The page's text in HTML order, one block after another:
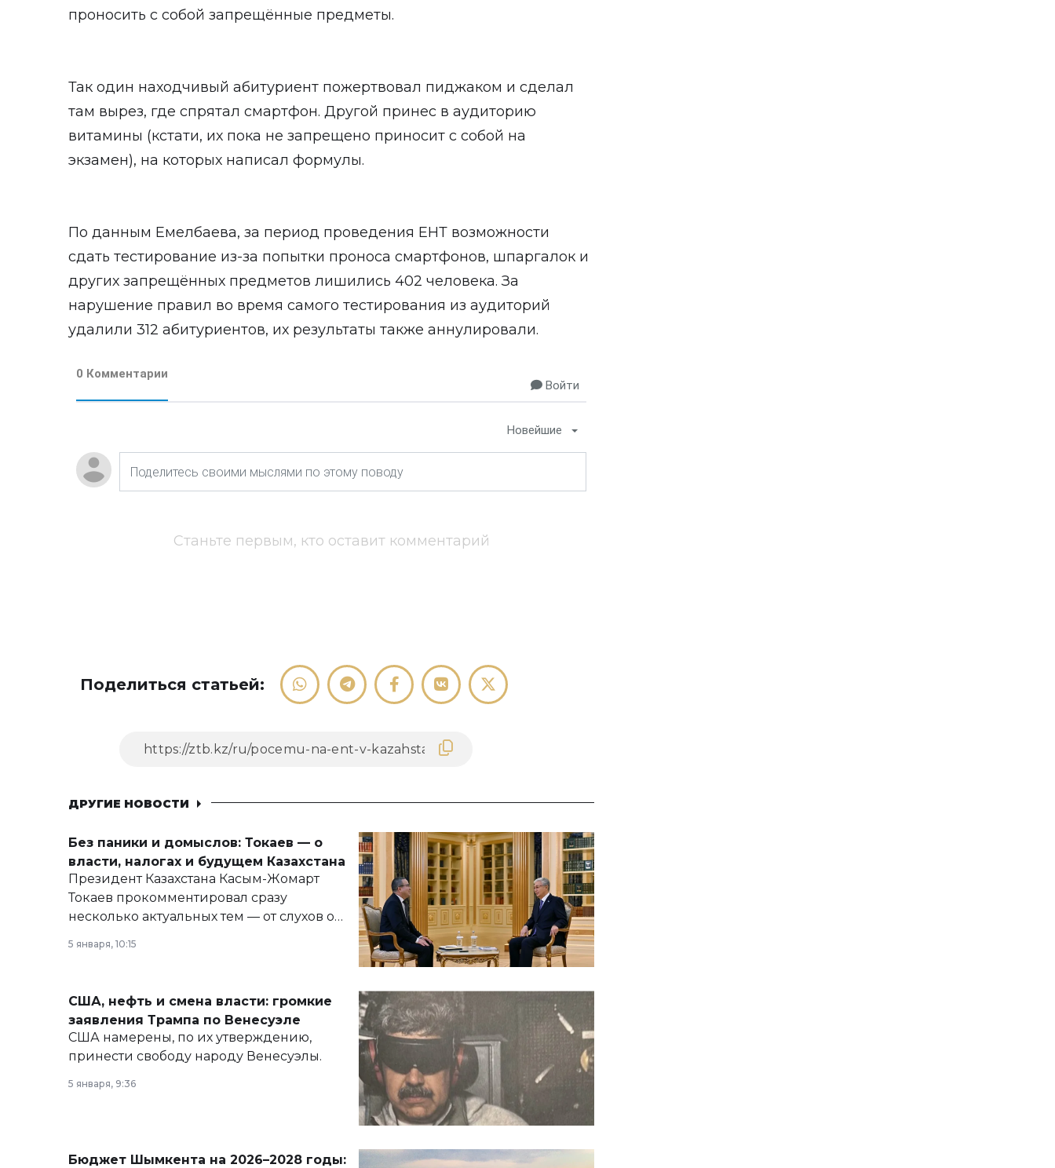
проносить с собой запрещённые предметы.
Так один находчивый абитуриент пожертвовал пиджаком и сделал
там вырез, где спрятал смартфон. Другой принес в аудиторию
витамины (кстати, их пока не запрещено приносит с собой на
экзамен), на которых написал формулы.
По данным Емелбаева, за период проведения ЕНТ возможности
сдать тестирование из-за попытки проноса смартфонов, шпаргалок и
других запрещённых предметов лишились 402 человека. За
нарушение правил во время самого тестирования из аудиторий
удалили 312 абитуриентов, их результаты также аннулировали.
0 Комментарии
Войти
Новейшие
Станьте первым, кто оставит комментарий
Поделиться статьей:
ДРУГИЕ НОВОСТИ
Без паники и домыслов: Токаев — о
власти, налогах и будущем Казахстана
Президент Казахстана Касым-Жомарт
Токаев прокомментировал сразу
несколько актуальных тем — от слухов о
армии, экономики и личного здоровья.
5 января, 10:15
США, нефть и смена власти: громкие
заявления Трампа по Венесуэле
США намерены, по их утверждению,
принести свободу народу Венесуэлы.
5 января, 9:36
Бюджет Шымкента на 2026–2028 годы: